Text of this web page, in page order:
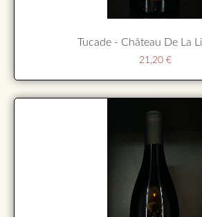
Tucade - Château De La
21,20 €